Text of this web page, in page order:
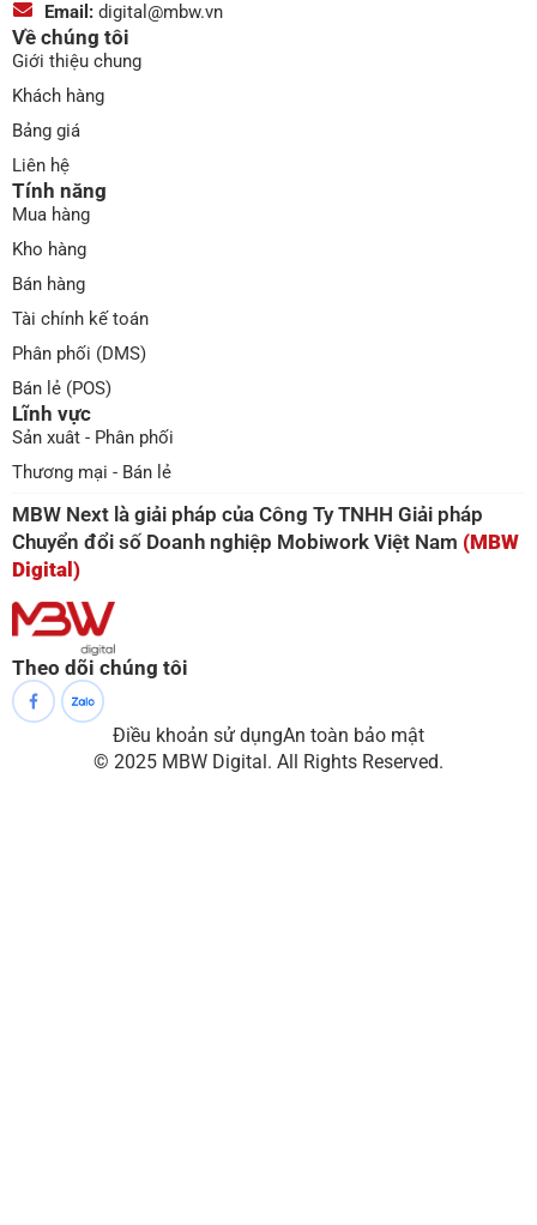
Email: digital@mbw.vn
Về chúng tôi
Giới thiệu chung
Khách hàng
Bảng giá
Liên hệ
Tính năng
Mua hàng
Kho hàng
Bán hàng
Tài chính kế toán
Phân phối (DMS)
Bán lẻ (POS)
Lĩnh vực
Sản xuât - Phân phối
Thương mại - Bán lẻ
MBW Next là giải pháp của Công Ty TNHH Giải pháp
Chuyển đổi số Doanh nghiệp Mobiwork Việt Nam (MBW
Digital)
Theo dõi chúng tôi
© 2025 MBW Digital. All Rights Reserved.
Điều khoản sử dụngAn toàn bảo mật